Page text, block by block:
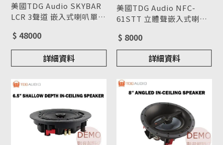
美國TDG Audio SKYBAR
LCR 3聲道 嵌入式喇叭單支
$ 48000
詳細資料
美國TDG Audio NFC-
61STT 立體聲嵌入式喇叭
$ 8000
詳細資料